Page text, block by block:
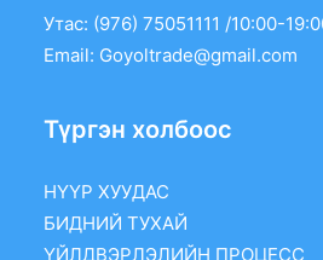
Утас: (976) 75051111
Email: Goyoltrade@gmail.com
Түргэн холбоос
НҮҮР ХУУДАС
БИДНИЙ ТУХАЙ
ҮЙЛДВЭРЛЭЛИЙН ПРОЦЕСС